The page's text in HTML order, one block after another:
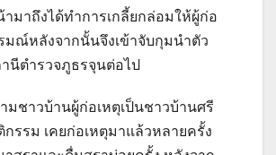
ามาถึงได้ทำการเกลี้ยกล่อมให้ผู้ก่อ
มณ์หลังจากนั้นจึงเข้าจับกุมนำตัว
นีตำรวจภูธรจุนต่อไป
มชาวบ้านผู้ก่อเหตุเป็นชาวบ้านศรี
รรม เคยก่อเหตุมาแล้วหลายครั้ง